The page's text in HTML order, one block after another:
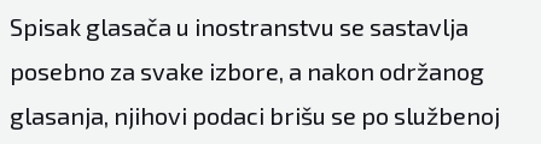
Spisak glasača u inostranstvu se sastavlja
posebno za svake izbore, a nakon održanog
glasanja, njihovi podaci brišu se po službenoj